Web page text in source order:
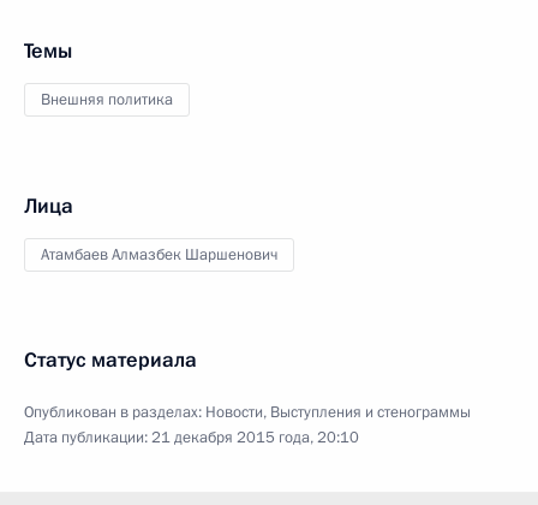
Темы
Внешняя политика
Лица
Атамбаев Алмазбек Шаршенович
Статус материала
Опубликован в разделах: Новости, Выступления и стенограммы
Дата публикации:21 декабря 2015 года, 20:10